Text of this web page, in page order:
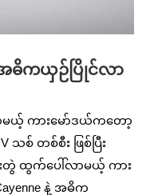
အဓိကယှဉ်ပြိုင်လာ
ယ့် ကားမော်ဒယ်ကတော့
တစ်စီး ဖြစ်ပြီး
းတွဲ ထွက်ပေါ်လာမယ့် ကား
နဲ့ အဓိက